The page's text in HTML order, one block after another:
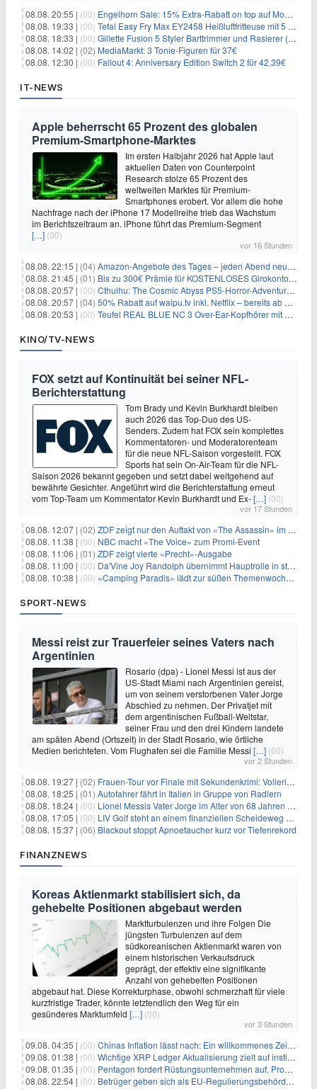
08.08. 20:55 | (00) Engelhorn Sale: 15% Extra-Rabatt on top auf Mode- und Sport-Artikel
08.08. 19:33 | (00) Tefal Easy Fry Max EY2458 Heißluftfritteuse mit 5 Litern für 64,99€
08.08. 18:33 | (00) Gillette Fusion 5 Styler Barttrimmer und Rasierer (All in One) für 16€
08.08. 14:02 | (02) MediaMarkt: 3 Tonie-Figuren für 37€
08.08. 12:30 | (00) Fallout 4: Anniversary Edition Switch 2 für 42,39€
IT-NEWS
Apple beherrscht 65 Prozent des globalen
Premium-Smartphone-Marktes
Im ersten Halbjahr 2026 hat Apple laut
aktuellen Daten von Counterpoint
Research stolze 65 Prozent des
weltweiten Marktes für Premium-
Smartphones erobert. Vor allem die hohe
Nachfrage nach der iPhone 17 Modellreihe trieb das Wachstum
im Berichtszeitraum an. iPhone führt das Premium-Segment
[…] (00)
vor 16 Stunden
08.08. 22:15 | (04) Amazon-Angebote des Tages – jeden Abend neue Deals zum Stöbern
08.08. 21:45 | (01) Bis zu 300€ Prämie für KOSTENLOSES Girokonto bei der Santander – 50€ schon nach 1 Woche!
08.08. 20:57 | (00) Cthulhu: The Cosmic Abyss PS5-Horror-Adventure für 27,99€
08.08. 20:57 | (04) 50% Rabatt auf waipu.tv inkl. Netflix – bereits ab 9€/Monat (statt 17,99€)
08.08. 20:53 | (00) Teufel REAL BLUE NC 3 Over-Ear-Kopfhörer mit ANC für 149,99€
KINO/TV-NEWS
FOX setzt auf Kontinuität bei seiner NFL-
Berichterstattung
Tom Brady und Kevin Burkhardt bleiben
auch 2026 das Top-Duo des US-
Senders. Zudem hat FOX sein komplettes
Kommentatoren- und Moderatorenteam
für die neue NFL-Saison vorgestellt. FOX
Sports hat sein On-Air-Team für die NFL-
Saison 2026 bekannt gegeben und setzt dabei weitgehend auf
bewährte Gesichter. Angeführt wird die Berichterstattung erneut
vom Top-Team um Kommentator Kevin Burkhardt und Ex-[…] (00)
vor 17 Stunden
08.08. 12:07 | (02) ZDF zeigt nur den Auftakt von «The Assassin» im Fernsehen
08.08. 11:38 | (00) NBC macht «The Voice» zum Promi-Event
08.08. 11:06 | (01) ZDF zeigt vierte «Precht»-Ausgabe
08.08. 11:00 | (00) Da'Vine Joy Randolph übernimmt Hauptrolle in starbesetzter schwarzer Komödie
08.08. 10:38 | (00) «Camping Paradis» lädt zur süßen Themenwoche ein
SPORT-NEWS
Messi reist zur Trauerfeier seines Vaters nach
Argentinien
Rosario (dpa) - Lionel Messi ist aus der
US-Stadt Miami nach Argentinien gereist,
um von seinem verstorbenen Vater Jorge
Abschied zu nehmen. Der Privatjet mit
dem argentinischen Fußball-Weltstar,
seiner Frau und den drei Kindern landete
am späten Abend (Ortszeit) in der Stadt Rosario, wie örtliche
Medien berichteten. Vom Flughafen sei die Familie Messi […] (00)
vor 2 Stunden
08.08. 19:27 | (02) Frauen-Tour vor Finale mit Sekundenkrimi: Vollering in Gelb
08.08. 18:25 | (01) Autofahrer fährt in Italien in Gruppe von Radlern
08.08. 18:24 | (00) Lionel Messis Vater Jorge im Alter von 68 Jahren gestorben
08.08. 17:05 | (00) LIV Golf steht an einem finanziellen Scheideweg auf der Suche nach neuen Investitionen
08.08. 15:37 | (06) Blackout stoppt Apnoetaucher kurz vor Tiefenrekord
FINANZNEWS
Koreas Aktienmarkt stabilisiert sich, da
gehebelte Positionen abgebaut werden
Marktturbulenzen und ihre Folgen Die
jüngsten Turbulenzen auf dem
südkoreanischen Aktienmarkt waren von
einem historischen Verkaufsdruck
geprägt, der effektiv eine signifikante
Anzahl von gehebelten Positionen
abgebaut hat. Diese Korrekturphase, obwohl schmerzhaft für viele
kurzfristige Trader, könnte letztendlich den Weg für ein
gesünderes Marktumfeld […] (00)
vor 3 Stunden
09.08. 04:35 | (00) Chinas Inflation lässt nach: Ein willkommenes Zeichen für Investoren angesichts der Folgen des Öl-Schocks
09.08. 01:38 | (00) Wichtige XRP Ledger Aktualisierung zielt auf institutionelle Akzeptanz ab
09.08. 01:35 | (00) Pentagon fordert Rüstungsunternehmen auf, Produktion angesichts eskalierender globaler Spannungen zu steigern
08.08. 22:54 | (00) Betrüger geben sich als EU-Regulierungsbehörden aus, um Krypto-Nutzer nach MiCA-Deadline ins Visier zu nehmen